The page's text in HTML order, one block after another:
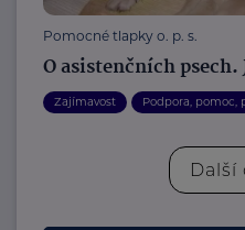
Pomocné tlapky o. p. s.
O asistenčních psech.
Zajímavost Podpora, pomoc,
Další